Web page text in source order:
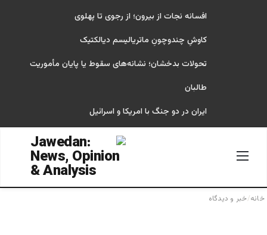
افسانه نجات از بیرون؛ از رجوی تا پهلوی
کاوشِ چندو‌چونِ ماتریالیسم دیالکتیک
تحولات بدخشان؛ نشانه‌های سقوط یا پایان مأموریت
طالبان
ایران در دو جنگ با امریکا و اسرائیل
خانه/خبر و دیدگاه